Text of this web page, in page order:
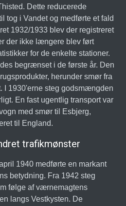
Dette reducerede
tog i Vandet og medførte et fald
1932/1933 blev der registreret
der ikke længere blev ført
for de enkelte stationer.
begrænset i de første år. Den
herunder smør fra
I 1930'erne steg godsmængden
En fast ugentlig transport var
med smør til Esbjerg,
til England.
trafikmønster
1940 medførte en markant
betydning. Fra 1942 steg
følge af værnemagtens
langs Vestkysten. De